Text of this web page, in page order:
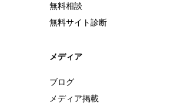
無料相談
無料サイト診断
メディア
ブログ
メディア掲載